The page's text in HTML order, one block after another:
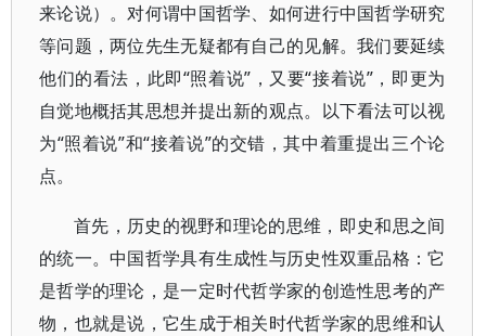
来论说）。对何谓中国哲学、如何进行中国哲学研究
等问题，两位先生无疑都有自己的见解。我们要延续
他们的看法，此即“照着说”，又要“接着说”，即更为
自觉地概括其思想并提出新的观点。以下看法可以视
为“照着说”和“接着说”的交错，其中着重提出三个论
点。
首先，历史的视野和理论的思维，即史和思之间
的统一。中国哲学具有生成性与历史性双重品格：它
是哲学的理论，是一定时代哲学家的创造性思考的产
物，也就是说，它生成于相关时代哲学家的思维和认